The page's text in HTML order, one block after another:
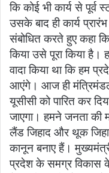
कि कोई भी कार्य से पूर्व
उसके बाद ही कार्य
संबोधित करते हुए कहा
किया उसे पूरा किया है।
वादा किया था कि हम
आएंगे। आज ही
यूसीसी को पारित कर
जाएगा। हमने जनता की
लैंड जिहाद और थूक
कानून बनाए हैं।
प्रदेश के समग्र विकास